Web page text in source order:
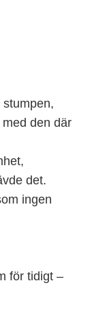
den där
det.
ingen
för tidigt –